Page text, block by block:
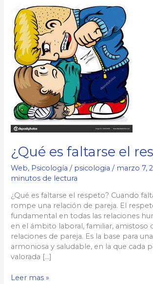
¿Qué es faltarse el
Web, Psicología / psicologia/ marzo 7,
minutos de lectura
¿Qué es faltarse el respeto? Cuando
rompe una relación de pareja. El
fundamental en todas las relaciones
en el ámbito laboral, familiar, amistoso
relaciones de pareja. Es la base para
armoniosa y saludable, en la que cada
valorada […]
¿Qué
Leer mas »